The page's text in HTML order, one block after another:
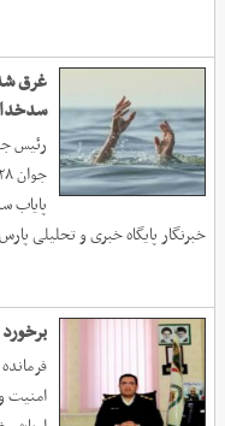
رئیس
پایاب
خبرنگار پایگاه خبری و تحلیلی
امنیت